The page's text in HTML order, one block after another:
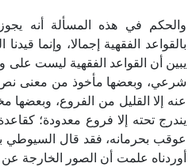
والحكم في هذه المسألة أنه
بالقواعد الفقهية إجمالا، وإنما
يبين أن القواعد الفقهية ليست
شرعي، وبعضها مأخوذ من معنى نص
عنه إلا القليل من الفروع، وبعضها
يندرج تحته إلا فروع معدودة؛
عوقب بحرمانه، فقد قال السيوطي
أوردناه علمت أن الصور الخارجة عن